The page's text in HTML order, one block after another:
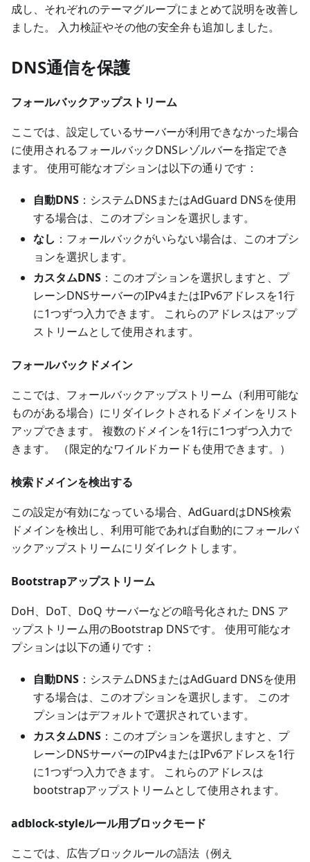
成し、それぞれのテーマグループにまとめて説明を改善し
ました。 入力検証やその他の安全弁も追加しました。
DNS通信を保護
フォールバックアップストリーム
ここでは、設定しているサーバーが利用できなかった場合
に使用されるフォールバックDNSレゾルバーを指定でき
ます。 使用可能なオプションは以下の通りです：
自動DNS ：システムDNSまたはAdGuard DNSを使用
する場合は、このオプションを選択します。
なし ：フォールバックがいらない場合は、このオプシ
ョンを選択します。
カスタムDNS ：このオプションを選択しますと、プ
レーンDNSサーバーのIPv4またはIPv6アドレスを1行
に1つずつ入力できます。 これらのアドレスはアップ
ストリームとして使用されます。
フォールバックドメイン
ここでは、フォールバックアップストリーム（利用可能な
ものがある場合）にリダイレクトされるドメインをリスト
アップできます。 複数のドメインを1行に1つずつ入力で
きます。 （限定的なワイルドカードも使用できます。）
検索ドメインを検出する
この設定が有効になっている場合、AdGuardはDNS検索
ドメインを検出し、利用可能であれば自動的にフォールバ
ックアップストリームにリダイレクトします。
Bootstrapアップストリーム
DoH、DoT、DoQ サーバーなどの暗号化された DNS ア
ップストリーム用のBootstrap DNSです。 使用可能なオ
プションは以下の通りです：
自動DNS ：システムDNSまたはAdGuard DNSを使用
する場合は、このオプションを選択します。 このオ
プションはデフォルトで選択されています。
カスタムDNS ：このオプションを選択しますと、プ
レーンDNSサーバーのIPv4またはIPv6アドレスを1行
に1つずつ入力できます。 これらのアドレスは
bootstrapアップストリームとして使用されます。
adblock-styleルール用ブロックモード
ここでは、広告ブロックルールの語法（例え